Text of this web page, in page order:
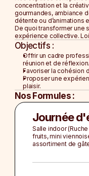
NOS
La Ruche
L'Alcove
Le Nid
La
Le Nectar
L'Espace
NOS
Team
Journée
NOS
concentration et la
gourmandes, ambiance
détente ou d’animations
De quoi transformer une
expérience collective.
Objectifs :
Offrir un cadre
Favoriser la cohésion
Proposer une
plaisir.
Nos Formules :
Journée
Salle indoor
fruits, mini
assortiment de